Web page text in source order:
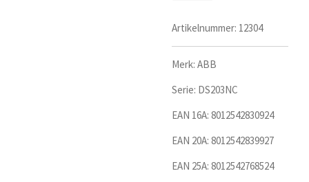
Artikelnummer: 12304
Merk: ABB
Serie: DS203NC
EAN 16A: 8012542830924
EAN 20A: 8012542839927
EAN 25A: 8012542768524